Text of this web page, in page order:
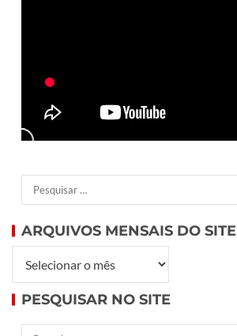
ARQUIVOS MENSAIS DO SITE
PESQUISAR NO SITE